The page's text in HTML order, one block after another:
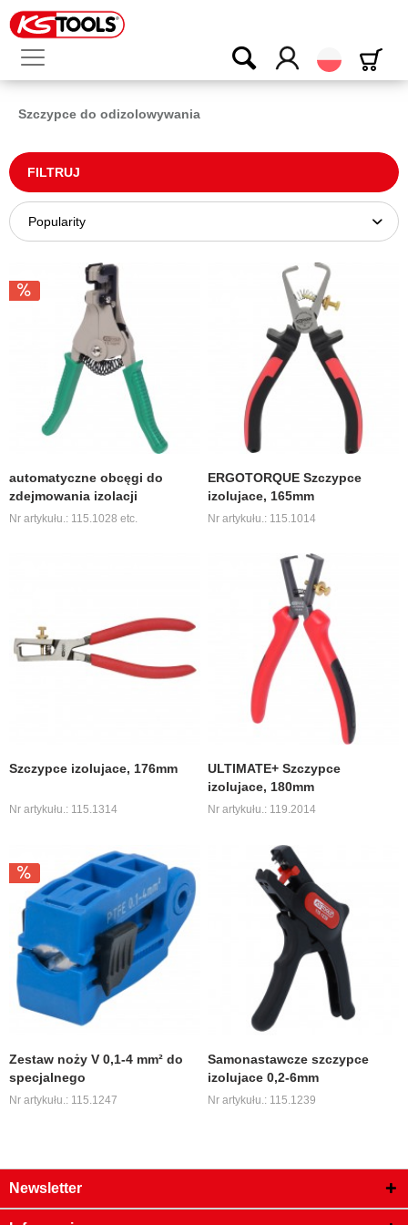
Polski
Szczypce do odizolowywania
FILTRUJ
automatyczne obcęgi do
zdejmowania izolacji
Nr artykułu.: 115.1028 etc.
ERGOTORQUE Szczypce
izolujace, 165mm
Nr artykułu.: 115.1014
Szczypce izolujace, 176mm
Nr artykułu.: 115.1314
ULTIMATE+ Szczypce
izolujace, 180mm
Nr artykułu.: 119.2014
Zestaw noży V 0,1-4 mm² do
specjalnego
Nr artykułu.: 115.1247
Samonastawcze szczypce
izolujace 0,2-6mm
Nr artykułu.: 115.1239
Newsletter